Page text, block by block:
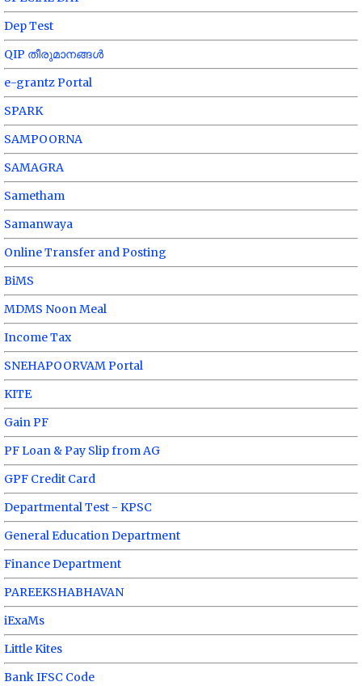
Dep Test
QIP തീരുമാനങ്ങൾ
e-grantz Portal
SPARK
SAMPOORNA
SAMAGRA
Sametham
Samanwaya
Online Transfer and Posting
BiMS
MDMS Noon Meal
Income Tax
SNEHAPOORVAM Portal
KITE
Gain PF
PF Loan & Pay Slip from AG
GPF Credit Card
Departmental Test - KPSC
General Education Department
Finance Department
PAREEKSHABHAVAN
iExaMs
Little Kites
Bank IFSC Code